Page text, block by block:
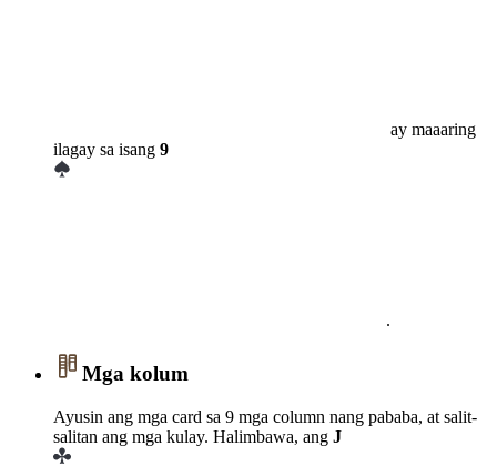
ay maaaring
ilagay sa isang 9
.
Mga kolum
Ayusin ang mga card sa 9 mga column nang pababa, at salit-
salitan ang mga kulay. Halimbawa, ang J